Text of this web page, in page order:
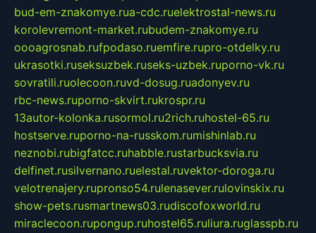
bud-em-znakomye.rua-cdc.ruelektrostal-news.ru
korolevremont-market.rubudem-znakomye.ru
oooagrosnab.rufpodaso.ruemfire.rupro-otdelky.ru
ukrasotki.ruseksuzbek.ruseks-uzbek.ruporno-vk.ru
sovratili.ruolecoon.ruvd-dosug.ruadonyev.ru
rbc-news.ruporno-skvirt.rukrospr.ru
13autor-kolonka.rusormol.ru2rich.ruhostel-65.ru
hostserve.ruporno-na-russkom.rumishinlab.ru
neznobi.rubigfatcc.ruhabble.rustarbucksvia.ru
delfinet.rusilvernano.ruelestal.ruvektor-doroga.ru
velotrenajery.rupronso54.rulenasever.rulovinskix.ru
show-pets.rusmartnews03.rudiscofoxworld.ru
miraclecoon.rupongup.ruhostel65.ruliura.ruglasspb.ru